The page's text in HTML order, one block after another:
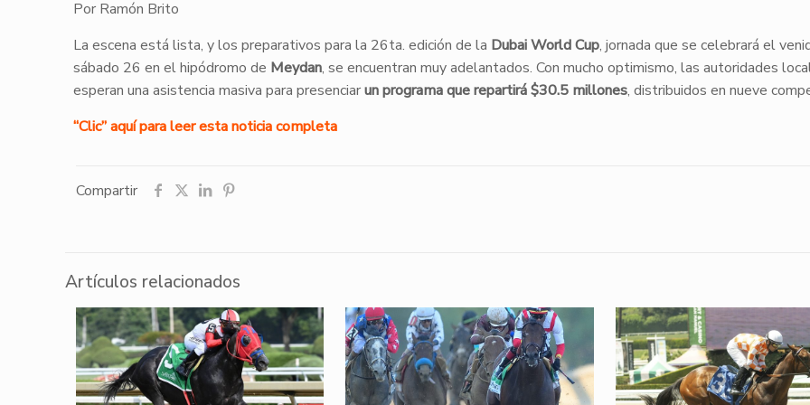
Por Ramón Brito
La escena está lista, y los preparativos para la 26ta. edición de la Dubai World Cup, jornada que se celebrará el
sábado 26 en el hipódromo de Meydan, se encuentran muy adelantados. Con mucho optimismo, las autoridades
esperan una asistencia masiva para presenciarun programa que repartirá $30.5 millones, distribuidos en nueve
“Clic” aquí para leer esta noticia completa
Compartir
Artículos relacionados